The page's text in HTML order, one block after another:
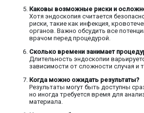
Каковы возможные риски и
Хотя эндоскопия считается
риски, такие как инфекция,
органов. Важно обсудить все
врачом перед процедурой.
Сколько времени занимает
Длительность эндоскопии
зависимости от сложности случая и
Когда можно ожидать результаты?
Результаты могут быть доступны
но иногда требуется время для
материала.